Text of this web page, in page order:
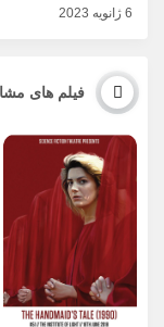
6 ژانویه 2023
فیلم های